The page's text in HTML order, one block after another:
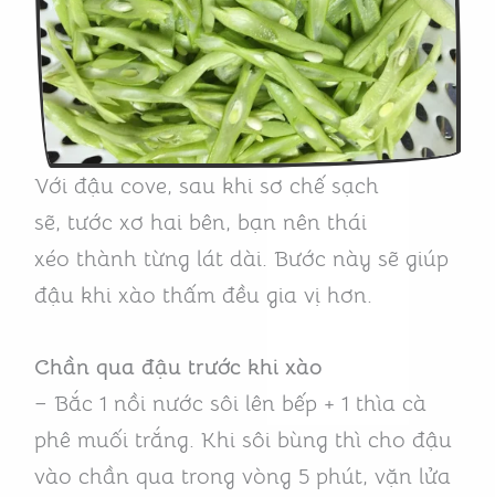
Với đậu cove, sau khi sơ chế sạch
sẽ, tước xơ hai bên, bạn nên thái
xéo thành từng lát dài. Bước này sẽ giúp
đậu khi xào thấm đều gia vị hơn.
Chần qua đậu trước khi xào
– Bắc 1 nồi nước sôi lên bếp + 1 thìa cà
phê muối trắng. Khi sôi bùng thì cho đậu
vào chần qua trong vòng 5 phút, vặn lửa